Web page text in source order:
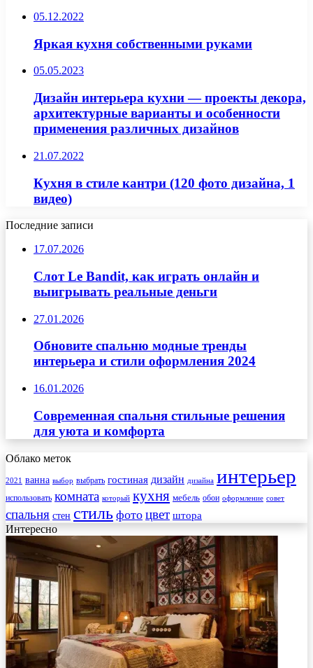
05.12.2022
Яркая кухня собственными руками
05.05.2023
Дизайн интерьера кухни — проекты декора,
архитектурные варианты и особенности
применения различных дизайнов
21.07.2022
Кухня в стиле кантри (120 фото дизайна, 1
видео)
Последние записи
17.07.2026
Слот Le Bandit, как играть онлайн и
выигрывать реальные деньги
27.01.2026
Обновите спальню модные тренды
интерьера и стили оформления 2024
16.01.2026
Современная спальня стильные решения
для уюта и комфорта
Облако меток
2021 ванна выбор выбрать гостиная дизайн дизайна интерьер
использовать комната который кухня мебель обои оформление совет
спальня стен стиль фото цвет штора
Интересно